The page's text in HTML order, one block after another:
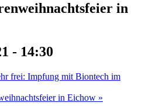
in
- 14:30
frei: Impfung mit Biontech im
in Eichow »